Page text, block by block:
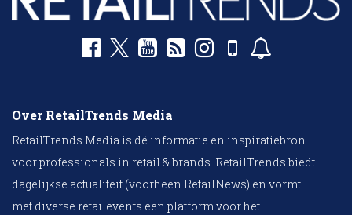
Over RetailTrends Media
RetailTrends Media is dé informatie en inspiratiebron
voor professionals in retail & brands. RetailTrends biedt
dagelijkse actualiteit (voorheen RetailNews) en vormt
met diverse retailevents een platform voor het